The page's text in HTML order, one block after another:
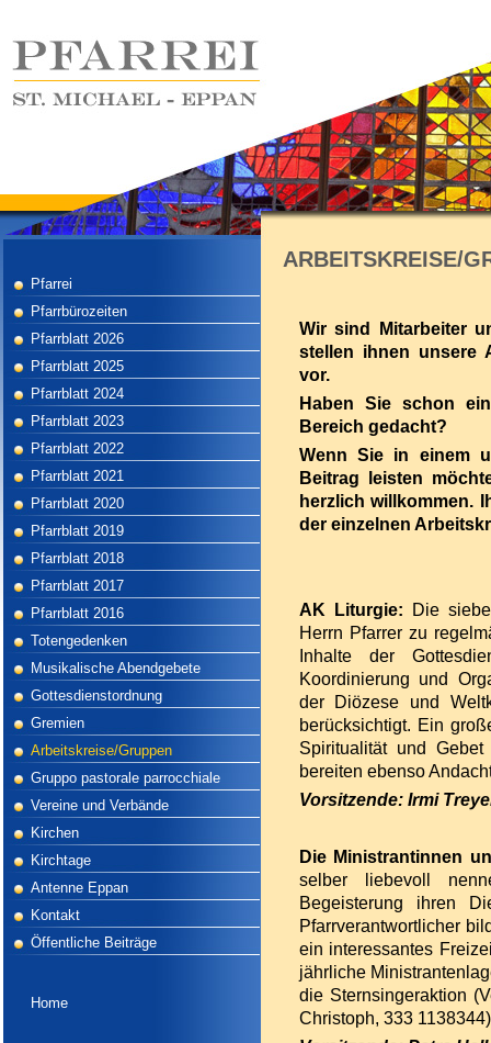
Pfarrei
Pfarrbürozeiten
Pfarrblatt 2026
Pfarrblatt 2025
Pfarrblatt 2024
Pfarrblatt 2023
Pfarrblatt 2022
Pfarrblatt 2021
Pfarrblatt 2020
Pfarrblatt 2019
Pfarrblatt 2018
Pfarrblatt 2017
Pfarrblatt 2016
Totengedenken
Musikalische Abendgebete
Gottesdienstordnung
Gremien
Arbeitskreise/Gruppen
Gruppo pastorale parrocchiale
Vereine und Verbände
Kirchen
Kirchtage
Antenne Eppan
Kontakt
Öffentliche Beiträge
Home
ARBEITSKREISE/
Wir sind Mitarbeiter
stellen ihnen unsere
vor.
Haben
Sie schon
Bereich gedacht?
Wenn Siein einem
Beitrag leisten
herzlich willkommen.
der einzelnen
AK Liturgie: Die
Herrn Pfarrer zu
Inhalte
der
Koordinierung und
der Diözese und
berücksichtigt. Ein
SpiritualitätundGebet
bereiten ebenso
Vorsitzende: Irmi
Die Ministrantinnen
selber
liebevoll
Begeisterung
ihren
Pfarrverantwortlicher
ein interessantes
jährliche
die Sternsingeraktion (
Christoph, 333